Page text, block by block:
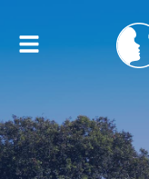
Alternar
navegación